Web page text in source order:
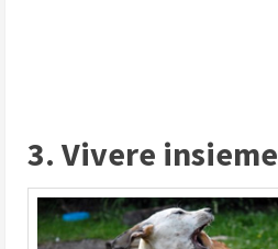
3. Vivere insieme